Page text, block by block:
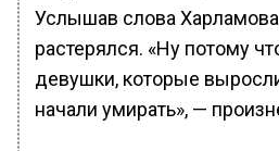
Услышав слова
растерялся. «Ну потому
девушки, которые
начали умирать», —